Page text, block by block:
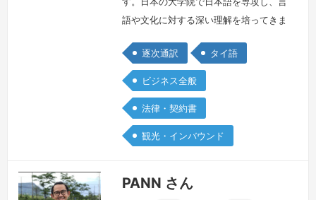
語や文化に対する深い理解を培ってきま
以上にわたり、商談・メディア取材・テ
レビ番組やCMなどの撮影現場など、さ
まざまな現場で実績を重ねてきました。
タイ語と日本語の橋渡し役として、円滑
なコミュニケーションをサポートし、双
方の意図や文化的背景も丁寧に汲み取っ
逐次通訳 タイ語
ビジネス全般
法律・契約書
観光・インバウンド
PANN さん